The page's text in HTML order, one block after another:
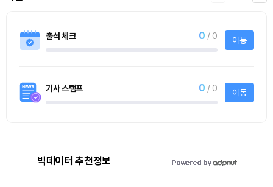
출석 체크 0 / 0 이동
기사 스탬프 0 / 0 이동
빅데이터 추천정보